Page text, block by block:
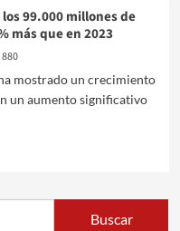
99.000 millones de
más que en 2023
880
mostrado un crecimiento
un aumento significativo